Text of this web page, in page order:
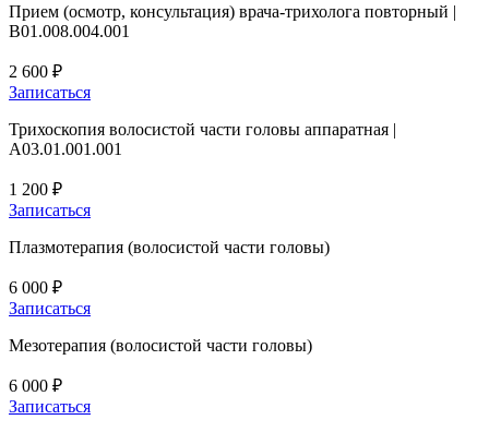
Прием (осмотр, консультация) врача-трихолога повторный |
B01.008.004.001
2 600 ₽
Записаться
Трихоскопия волосистой части головы аппаратная |
A03.01.001.001
1 200 ₽
Записаться
Плазмотерапия (волосистой части головы)
6 000 ₽
Записаться
Мезотерапия (волосистой части головы)
6 000 ₽
Записаться